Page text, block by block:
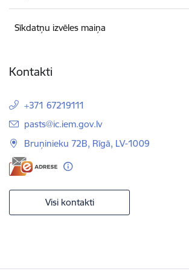
Sīkdatņu izvēles maiņa
Kontakti
+371 67219111
E-pasts:
pasts@ic.iem.gov.lv
Bruņinieku 72B, Rīgā, LV-1009
Visi kontakti